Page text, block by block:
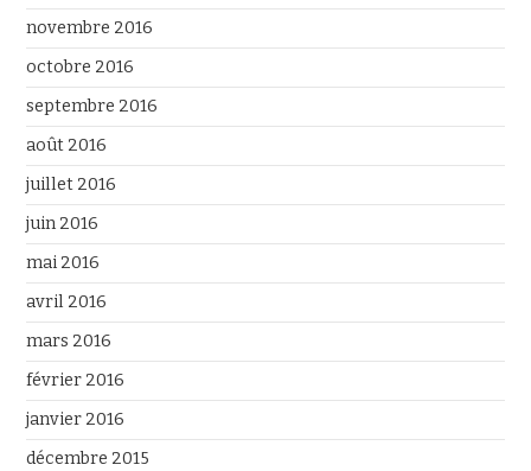
novembre 2016
octobre 2016
septembre 2016
août 2016
juillet 2016
juin 2016
mai 2016
avril 2016
mars 2016
février 2016
janvier 2016
décembre 2015